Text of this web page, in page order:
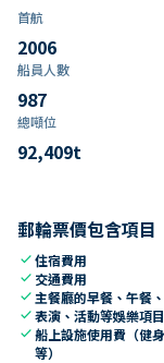
首航
2006
船員人數
987
總噸位
92,409t
郵輪票價包含項目
check住宿費用
check 交通費用
check 主餐廳的早餐、午餐
check表演、活動等娛樂項目
check船上設施使用費（健
等）